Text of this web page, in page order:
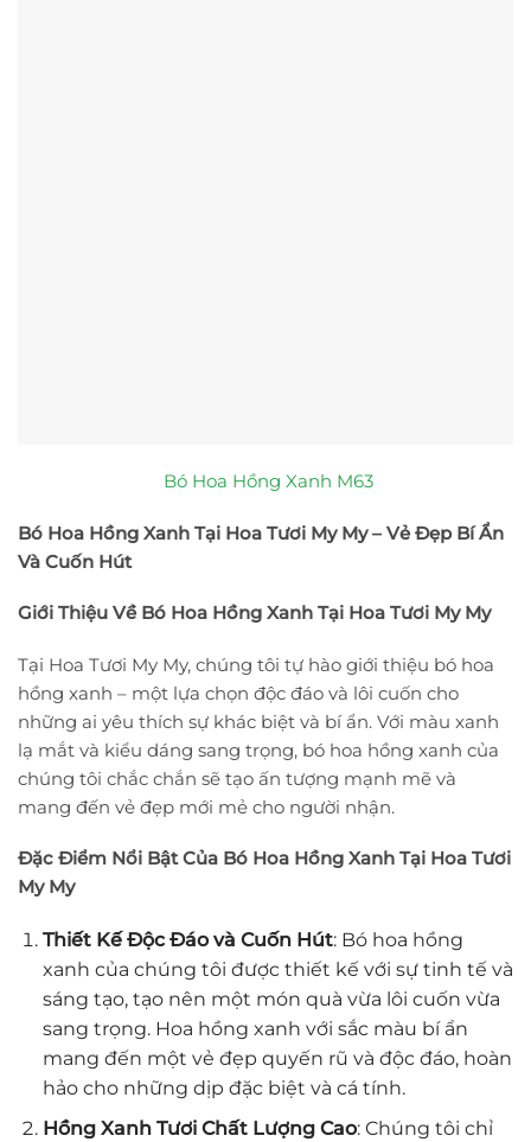
Bó Hoa Hồng Xanh M63
Bó Hoa Hồng Xanh Tại Hoa Tươi My My – Vẻ Đẹp Bí Ẩn
Và Cuốn Hút
Giới Thiệu Về Bó Hoa Hồng Xanh Tại Hoa Tươi My My
Tại Hoa Tươi My My, chúng tôi tự hào giới thiệu bó hoa
hồng xanh – một lựa chọn độc đáo và lôi cuốn cho
những ai yêu thích sự khác biệt và bí ẩn. Với màu xanh
lạ mắt và kiểu dáng sang trọng, bó hoa hồng xanh của
chúng tôi chắc chắn sẽ tạo ấn tượng mạnh mẽ và
mang đến vẻ đẹp mới mẻ cho người nhận.
Đặc Điểm Nổi Bật Của Bó Hoa Hồng Xanh Tại Hoa Tươi
My My
Thiết Kế Độc Đáo và Cuốn Hút: Bó hoa hồng
xanh của chúng tôi được thiết kế với sự tinh tế và
sáng tạo, tạo nên một món quà vừa lôi cuốn vừa
sang trọng. Hoa hồng xanh với sắc màu bí ẩn
mang đến một vẻ đẹp quyến rũ và độc đáo, hoàn
hảo cho những dịp đặc biệt và cá tính.
Hồng Xanh Tươi Chất Lượng Cao: Chúng tôi chỉ